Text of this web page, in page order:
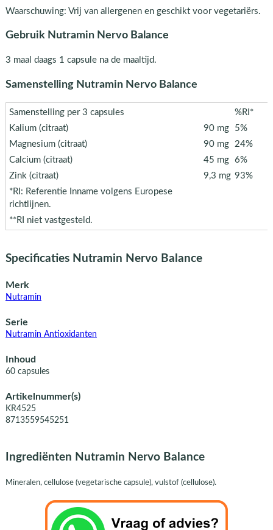
Waarschuwing: Vrij van allergenen en geschikt voor vegetariërs.
Gebruik Nutramin Nervo Balance
3 maal daags 1 capsule na de maaltijd.
Samenstelling Nutramin Nervo Balance
Samenstelling per 3 capsules
%RI*
Kalium (citraat)
90 mg
5%
Magnesium (citraat)
90 mg 24%
Calcium (citraat)
45 mg 6%
Zink (citraat)
9,3 mg 93%
*RI: Referentie Inname volgens Europese
richtlijnen.
**RI niet vastgesteld.
Specificaties Nutramin Nervo Balance
Merk
Nutramin
Serie
Nutramin Antioxidanten
Inhoud
60 capsules
Artikelnummer(s)
KR4525
8713559545251
Ingrediënten Nutramin Nervo Balance
Mineralen, cellulose (vegetarische capsule), vulstof (cellulose).